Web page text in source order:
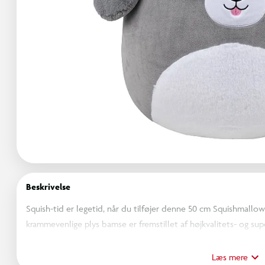
Beskrivelse
Squish-tid er legetid, når du tilføjer denne 50 cm
krammevenlige plys bamse er fremstillet af højkvalitets- og
med alle. De fås i forskellige størrelser og farver, og hver
Læs mere